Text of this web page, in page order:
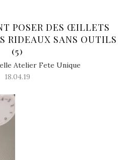
POSER DES ŒILLETS
RIDEAUX SANS OUTILS
(5)
Atelier Fete Unique
18.04.19